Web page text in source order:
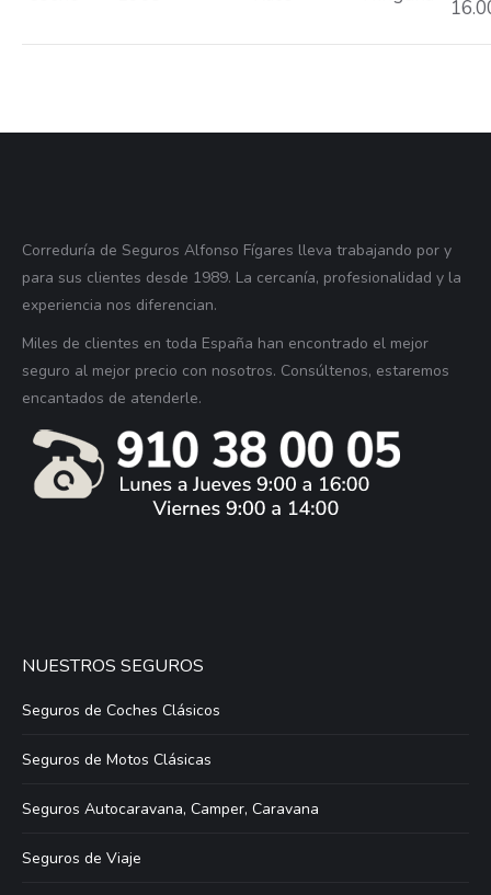
Correduría de Seguros Alfonso Fígares lleva trabajando por y
para sus clientes desde 1989. La cercanía, profesionalidad y la
experiencia nos diferencian.
Miles de clientes en toda España han encontrado el mejor
seguro al mejor precio con nosotros. Consúltenos, estaremos
encantados de atenderle.
NUESTROS SEGUROS
Seguros de Coches Clásicos
Seguros de Motos Clásicas
Seguros Autocaravana, Camper, Caravana
Seguros de Viaje